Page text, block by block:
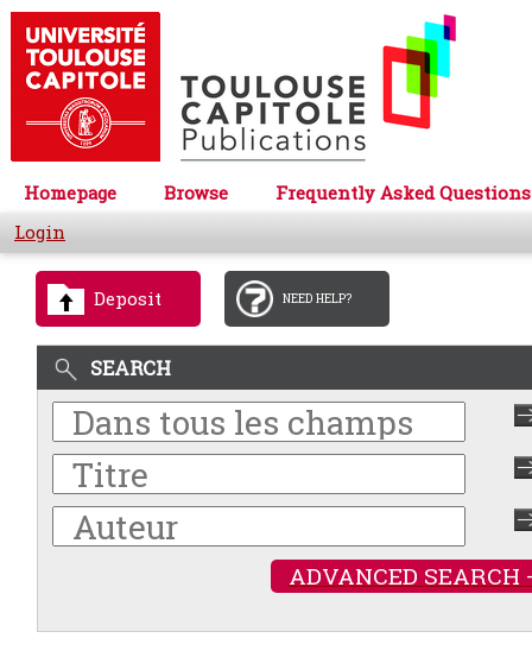
Homepage Browse
Frequently Asked Questions
Login
Deposit NEED HELP?
SEARCH
ADVANCED SEARCH